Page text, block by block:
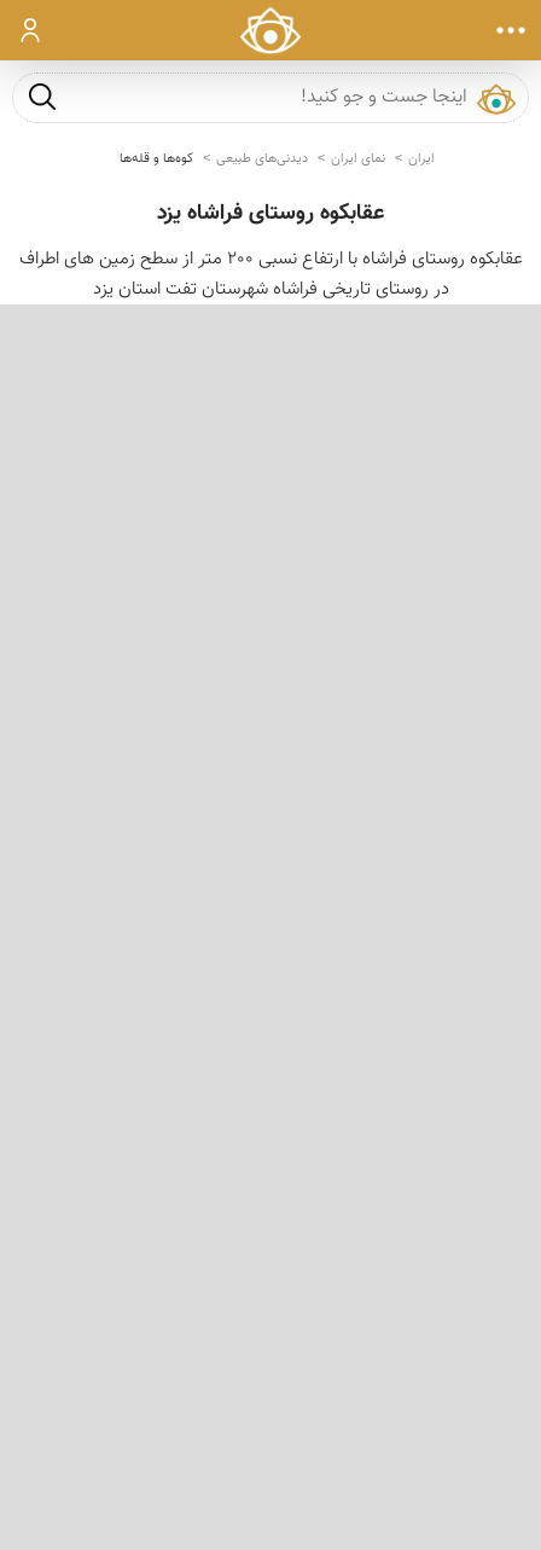
ورود
جست و
ایران نمای ایران دیدنی‌های طبیعی کوه‌ها و قله‌ها
عقابکوه روستای فراشاه یزد
عقابکوه روستای فراشاه با ارتفاع نسبی 200 متر از سطح زمین های اطراف
در روستای تاریخی فراشاه شهرستان تفت استان یزد